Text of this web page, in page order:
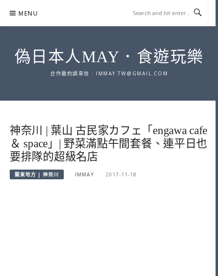
content
MENU
偽日本人MAY．食遊玩樂
合作邀約請來信 : IMMAY.TW@GMAIL.COM
神奈川 | 葉山 古民家カフェ「engawa cafe
＆ space」| 野菜滿點午間套餐、連平日也
要排隊的超級名店
關東地方 | 神奈川 IMMAY 2017-11-18